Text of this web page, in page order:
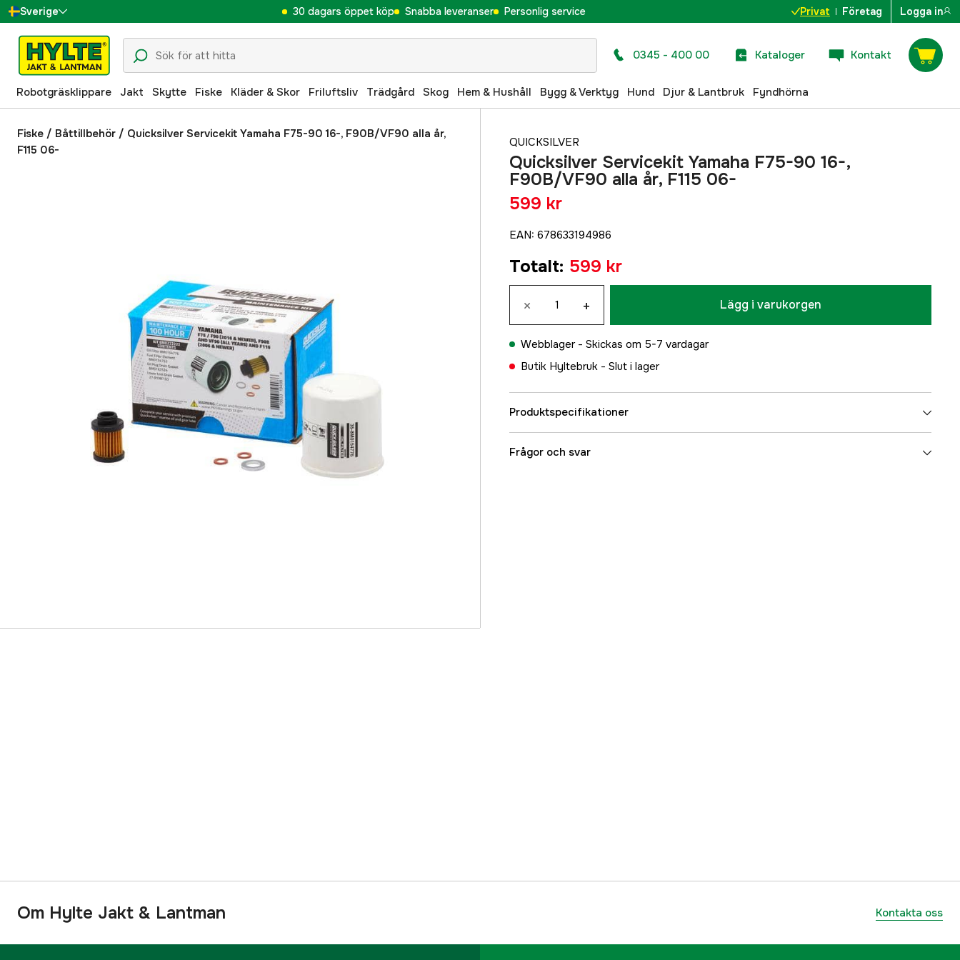
Sverige
Danmark
Suomi
Norge
Deutschland
30 dagars öppet köp Snabba leveranser Personlig service Privat Företag Logga in
0345 - 400 00 Kataloger Kontakt
Robotgräsklippare Jakt Skytte Fiske Kläder & Skor Friluftsliv Trädgård Skog Hem & Hushåll Bygg & Verktyg Hund Djur & Lantbruk Fyndhörna
Fiske / Båttillbehör / Quicksilver Servicekit Yamaha F75-90 16-, F90B/VF90 alla år,
F115 06-
QUICKSILVER
Quicksilver Servicekit Yamaha F75-90 16-,
F90B/VF90 alla år, F115 06-
599 kr
EAN: 678633194986
Totalt: 599 kr
× + Lägg i varukorgen
Webblager - Skickas om 5-7 vardagar
Butik Hyltebruk - Slut i lager
Produktspecifikationer
Referensnummer
Frågor och svar
Om Hylte Jakt & Lantman Kontakta oss